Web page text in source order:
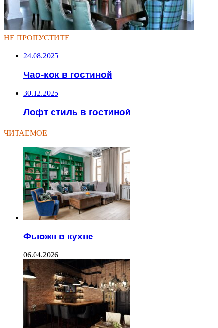
НЕ ПРОПУСТИТЕ
24.08.2025
Чао-кок в гостиной
30.12.2025
Лофт стиль в гостиной
ЧИТАЕМОЕ
Фьюжн в кухне
06.04.2026